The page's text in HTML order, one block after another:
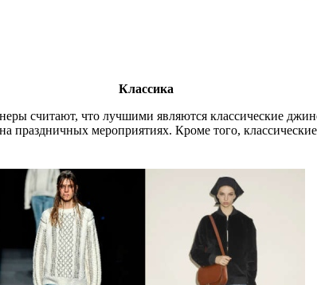
Классика
считают, что лучшими являются классические
праздничных мероприятиях. Кроме того,